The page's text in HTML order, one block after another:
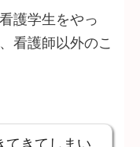
護学生をやっ
看護師以外のこ
てきてしまい